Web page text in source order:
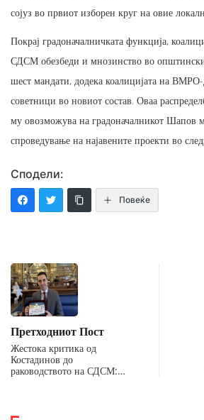
сојуз во првиот изборен круг на овие
Покрај градоначалничката функција,
СДСМ обезбеди и мнозинство во
шест мандати, додека коалицијата на
советници во новиот состав. Оваа
му овозможува на градоначалникот Шапов
спроведување на најавените проекти во
Сподели:
Повеќе
Претходниот Пост
Жестока критика од
Костадинов до
раководството на СДСМ:…